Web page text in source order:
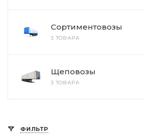
Сортиментовозы
3 ТОВАРА
Щеповозы
3 ТОВАРА
ФИЛЬТР